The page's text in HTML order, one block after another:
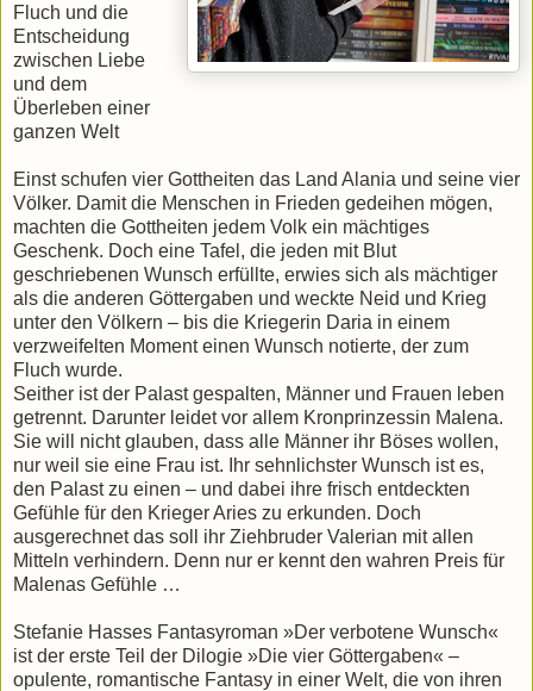
Fluch und die
Entscheidung
zwischen Liebe
und dem
Überleben einer
ganzen Welt
Einst schufen vier Gottheiten das Land Alania und seine vier
Völker. Damit die Menschen in Frieden gedeihen mögen,
machten die Gottheiten jedem Volk ein mächtiges
Geschenk. Doch eine Tafel, die jeden mit Blut
geschriebenen Wunsch erfüllte, erwies sich als mächtiger
als die anderen Göttergaben und weckte Neid und Krieg
unter den Völkern – bis die Kriegerin Daria in einem
verzweifelten Moment einen Wunsch notierte, der zum
Fluch wurde.
Seither ist der Palast gespalten, Männer und Frauen leben
getrennt. Darunter leidet vor allem Kronprinzessin Malena.
Sie will nicht glauben, dass alle Männer ihr Böses wollen,
nur weil sie eine Frau ist. Ihr sehnlichster Wunsch ist es,
den Palast zu einen – und dabei ihre frisch entdeckten
Gefühle für den Krieger Aries zu erkunden. Doch
ausgerechnet das soll ihr Ziehbruder Valerian mit allen
Mitteln verhindern. Denn nur er kennt den wahren Preis für
Malenas Gefühle …
Stefanie Hasses Fantasyroman »Der verbotene Wunsch«
ist der erste Teil der Dilogie »Die vier Göttergaben« –
opulente, romantische Fantasy in einer Welt, die von ihren